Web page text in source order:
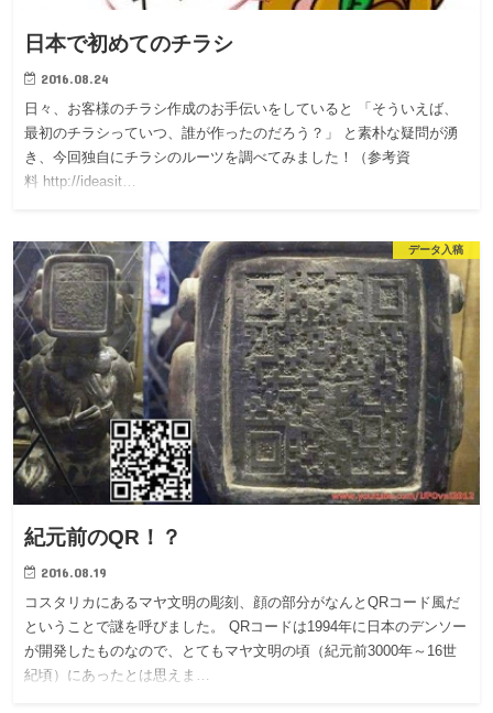
日本で初めてのチラシ
2016.08.24
日々、お客様のチラシ作成のお手伝いをしていると 「そういえば、
最初のチラシっていつ、誰が作ったのだろう？」 と素朴な疑問が湧
き、今回独自にチラシのルーツを調べてみました！（参考資
料 http://ideasit…
データ入稿
紀元前のQR！？
2016.08.19
コスタリカにあるマヤ文明の彫刻、顔の部分がなんとQRコード風だ
ということで謎を呼びました。 QRコードは1994年に日本のデンソー
が開発したものなので、とてもマヤ文明の頃（紀元前3000年～16世
紀頃）にあったとは思えま…